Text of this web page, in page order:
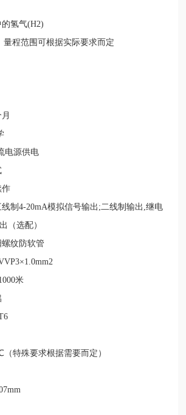
的氢气(H2)
量程范围可根据实际要求而定
电源供电
作
线制4-20mA模拟信号输出 ; 二线制输出 ,继电
（选配）
螺纹防软管
×1.0mm2
米
特殊要求根据需要而定）